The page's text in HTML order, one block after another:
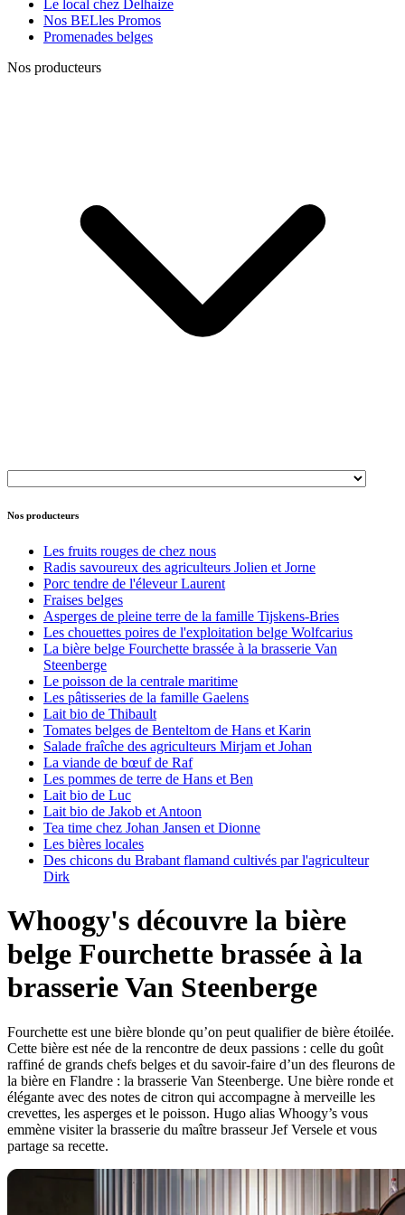
Le local chez Delhaize
Nos BELles Promos
Promenades belges
Nos producteurs
Nos producteurs
Les fruits rouges de chez nous
Radis savoureux des agriculteurs Jolien et Jorne
Porc tendre de l'éleveur Laurent
Fraises belges
Asperges de pleine terre de la famille Tijskens-Bries
Les chouettes poires de l'exploitation belge Wolfcarius
La bière belge Fourchette brassée à la brasserie Van
Steenberge
Le poisson de la centrale maritime
Les pâtisseries de la famille Gaelens
Lait bio de Thibault
Tomates belges de Benteltom de Hans et Karin
Salade fraîche des agriculteurs Mirjam et Johan
La viande de bœuf de Raf
Les pommes de terre de Hans et Ben
Lait bio de Luc
Lait bio de Jakob et Antoon
Tea time chez Johan Jansen et Dionne
Les bières locales
Des chicons du Brabant flamand cultivés par l'agriculteur
Dirk
Whoogy's découvre la bière
belge Fourchette brassée à la
brasserie Van Steenberge
Fourchette est une bière blonde qu’on peut qualifier de bière étoilée.
Cette bière est née de la rencontre de deux passions : celle du goût
raffiné de grands chefs belges et du savoir-faire d’un des fleurons de
la bière en Flandre : la brasserie Van Steenberge. Une bière ronde et
élégante avec des notes de citron qui accompagne à merveille les
crevettes, les asperges et le poisson. Hugo alias Whoogy’s vous
emmène visiter la brasserie du maître brasseur Jef Versele et vous
partage sa recette.